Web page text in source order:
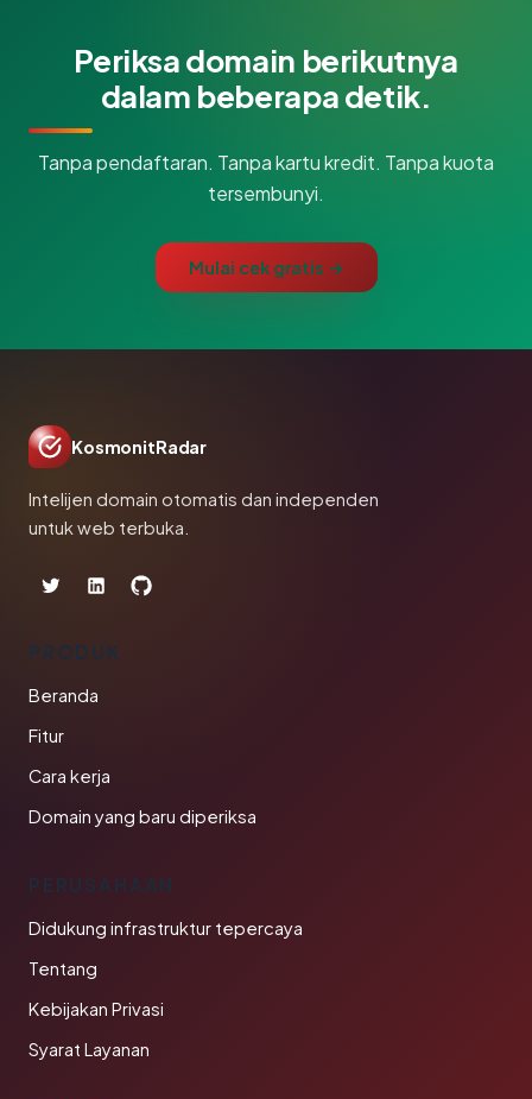
Periksa domain berikutnya
dalam beberapa detik.
Tanpa pendaftaran. Tanpa kartu kredit. Tanpa kuota
tersembunyi.
Mulai cek gratis →
KosmonitRadar
Intelijen domain otomatis dan independen
untuk web terbuka.
PRODUK
Beranda
Fitur
Cara kerja
Domain yang baru diperiksa
PERUSAHAAN
Didukung infrastruktur tepercaya
Tentang
Kebijakan Privasi
Syarat Layanan